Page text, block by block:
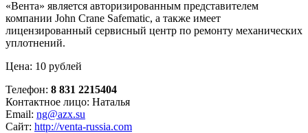
«Вента» является авторизированным представителем
компании John Crane Safematic, а также имеет
лицензированный сервисный центр по ремонту механических
уплотнений.
Цена: 10 рублей
Телефон: 8 831 2215404
Контактное лицо: Наталья
Email: ng@azx.su
Сайт: http://venta-russia.com